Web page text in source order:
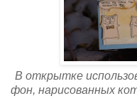
В открытке
фон, нарисованных